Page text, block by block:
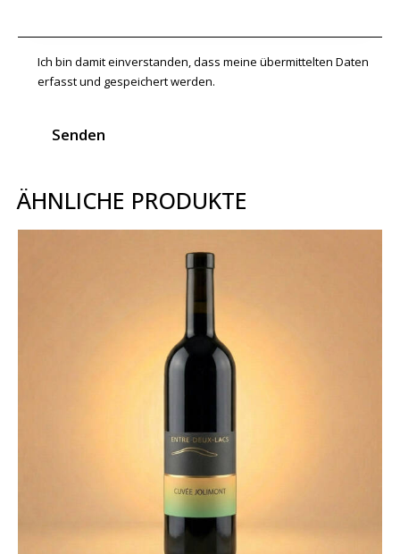
Ich bin damit einverstanden, dass meine übermittelten Daten
erfasst und gespeichert werden.
ÄHNLICHE PRODUKTE